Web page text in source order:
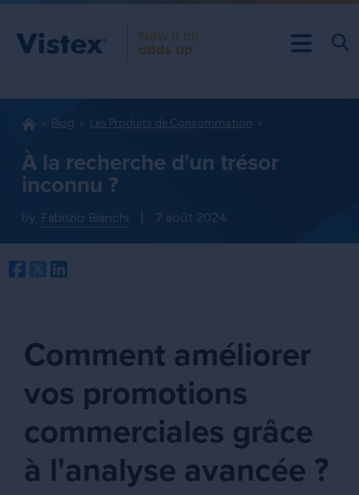
Blog Les Produits de Consommation
À la recherche d'un trésor
inconnu ?
by: Fabrizio Bianchi 7 août 2024
Facebook
Twitter
Comment améliorer
vos promotions
commerciales grâce
à l'analyse avancée ?